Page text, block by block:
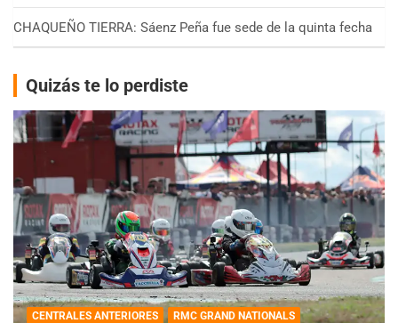
CHAQUEÑO TIERRA: Sáenz Peña fue sede de la quinta fecha
Quizás te lo perdiste
CENTRALES ANTERIORES RMC GRAND NATIONALS